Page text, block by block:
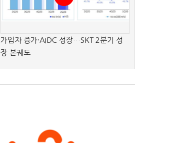
가입자 증가·AIDC 성장…SKT 2분기 성
장 본궤도